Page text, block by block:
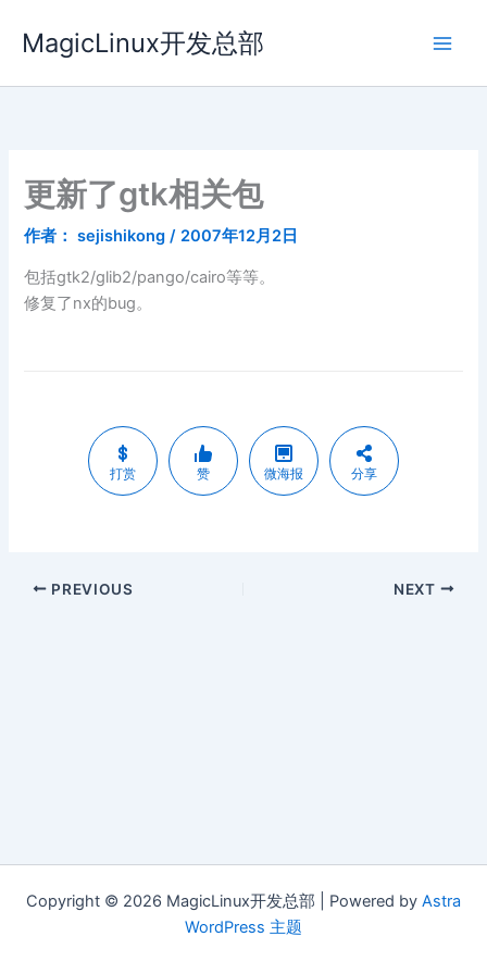
容
MagicLinux开发总部
更新了gtk相关包
作者： sejishikong/ 2007年12月2日
包括gtk2/glib2/pango/cairo等等。
修复了nx的bug。
打赏 赞 微海报 分享
PREVIOUS NEXT
Copyright © 2026 MagicLinux开发总部 | Powered by Astra
WordPress 主题